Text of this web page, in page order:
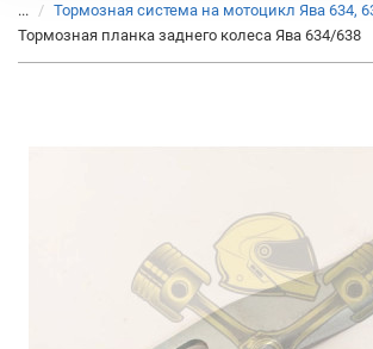
...
Тормозная система на мотоцикл Ява 634,
Тормозная планка заднего колеса Ява 634/638